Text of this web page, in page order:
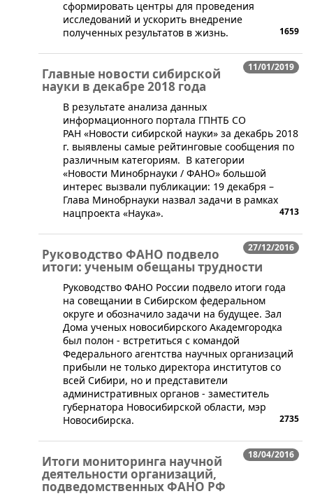
сформировать центры для проведения
исследований и ускорить внедрение
полученных результатов в жизнь.
1659
11/01/2019
Главные новости сибирской
науки в декабре 2018 года
В результате анализа данных
информационного портала ГПНТБ СО
РАН «Новости сибирской науки» за декабрь 2018
г. выявлены самые рейтинговые сообщения по
различным категориям. В категории
«Новости Минобрнауки / ФАНО» большой
интерес вызвали публикации: 19 декабря –
Глава Минобрнауки назвал задачи в рамках
нацпроекта «Наука».
4713
27/12/2016
Руководство ФАНО подвело
итоги: ученым обещаны трудности
​Руководство ФАНО России подвело итоги года
на совещании в Сибирском федеральном
округе и обозначило задачи на будущее. Зал
Дома ученых новосибирского Академгородка
был полон - встретиться с командой
Федерального агентства научных организаций
прибыли не только директора институтов со
всей Сибири, но и представители
административных органов - заместитель
губернатора Новосибирской области, мэр
Новосибирска.
2735
18/04/2016
Итоги мониторинга научной
деятельности организаций,
подведомственных ФАНО РФ